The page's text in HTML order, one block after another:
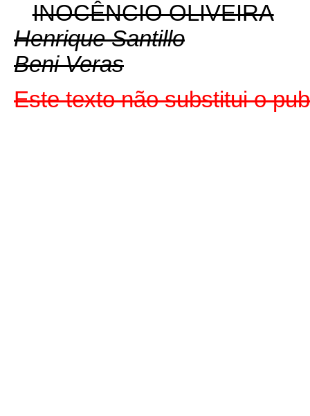
INOCÊNCIO OLIVEIRA
Henrique Santillo
Beni Veras
Este texto não substitui o